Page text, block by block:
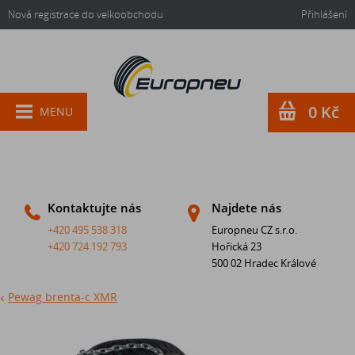
Nová registrace do velkoobchodu Přihlášení
Kontaktujte nás
+420 495 538 318
+420 724 192 793
Najdete nás
Europneu CZ s.r.o.
Hořická 23
500 02 Hradec Králové
MENU 0 Kč
Pewag brenta-c XMR